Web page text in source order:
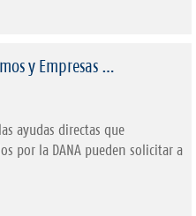
y Empresas …
ayudas directas que
por la DANA pueden solicitar a